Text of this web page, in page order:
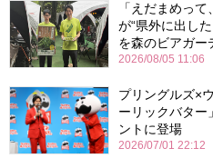
「えだまめっ
が“県外に出し
を森のビアガー
2026/08/05 11:06
プリングルズ×
ーリックバタ
ントに登場
2026/07/01 22:12